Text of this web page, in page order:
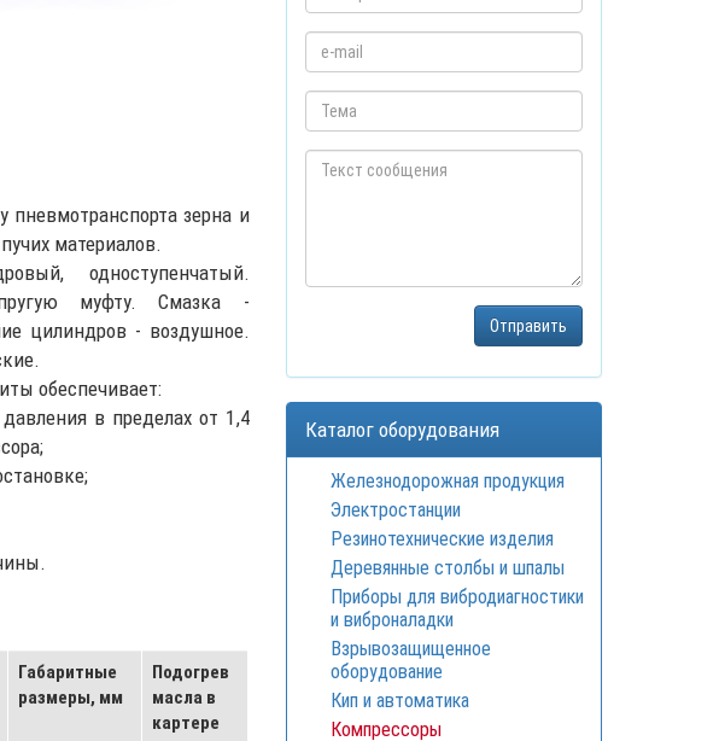
пневмотранспорта зерна и
материалов.
одноступенчатый.
муфту. Смазка -
цилиндров - воздушное.
обеспечивает:
в пределах от 1,4
Габаритные
размеры, мм
Подогрев
масла в
картере
Каталог оборудования
Железнодорожная продукция
Электростанции
Резинотехнические изделия
Деревянные столбы и шпалы
Приборы для вибродиагностики
и виброналадки
Взрывозащищенное
оборудование
Кип и автоматика
Компрессоры